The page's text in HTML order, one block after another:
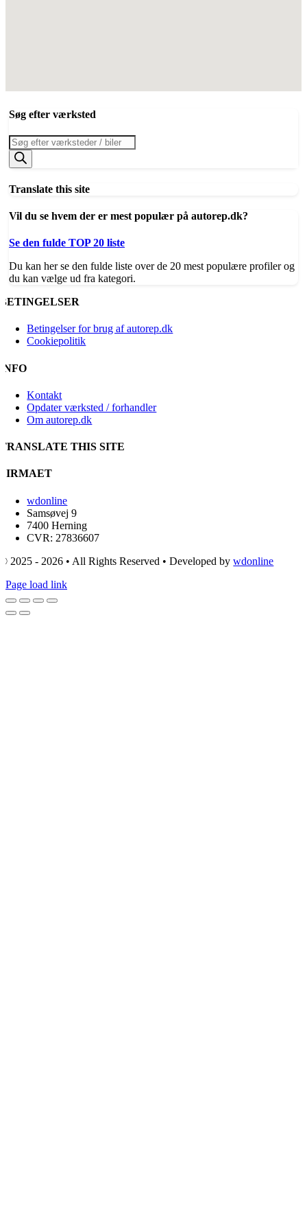
Søg efter værksted
Products
search
Translate this site
Vil du se hvem der er mest populær på autorep.dk?
Se den fulde TOP 20 liste
Du kan her se den fulde liste over de 20 mest populære profiler og
du kan vælge ud fra kategori.
BETINGELSER
Betingelser for brug af autorep.dk
Cookiepolitik
INFO
Kontakt
Opdater værksted / forhandler
Om autorep.dk
TRANSLATE THIS SITE
FIRMAET
wdonline
Samsøvej 9
7400 Herning
CVR: 27836607
© 2025 - 2026 • All Rights Reserved • Developed bywdonline
Page load link